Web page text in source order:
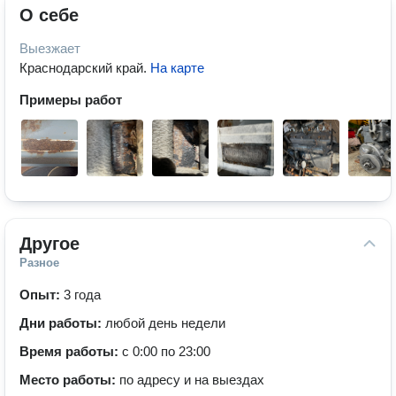
О себе
Выезжает
Краснодарский край. На карте
Примеры работ
Другое
Разное
Опыт: 3 года
Дни работы: любой день недели
Время работы: с 0:00 по 23:00
Место работы: по адресу и на выездах